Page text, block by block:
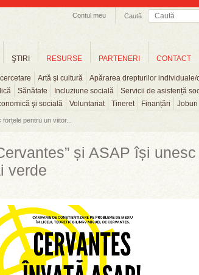
Caută
Contul meu
ŞTIRI
Artă şi cultură
Apărarea drepturilor individuale/
Sănătate Incluziune socială Servicii de asistență
şi socială
Voluntariat Tineret Finanțări Joburi
RESURSE PARTENERI CONTACT
pentru un viitor...
și ASAP își
verde